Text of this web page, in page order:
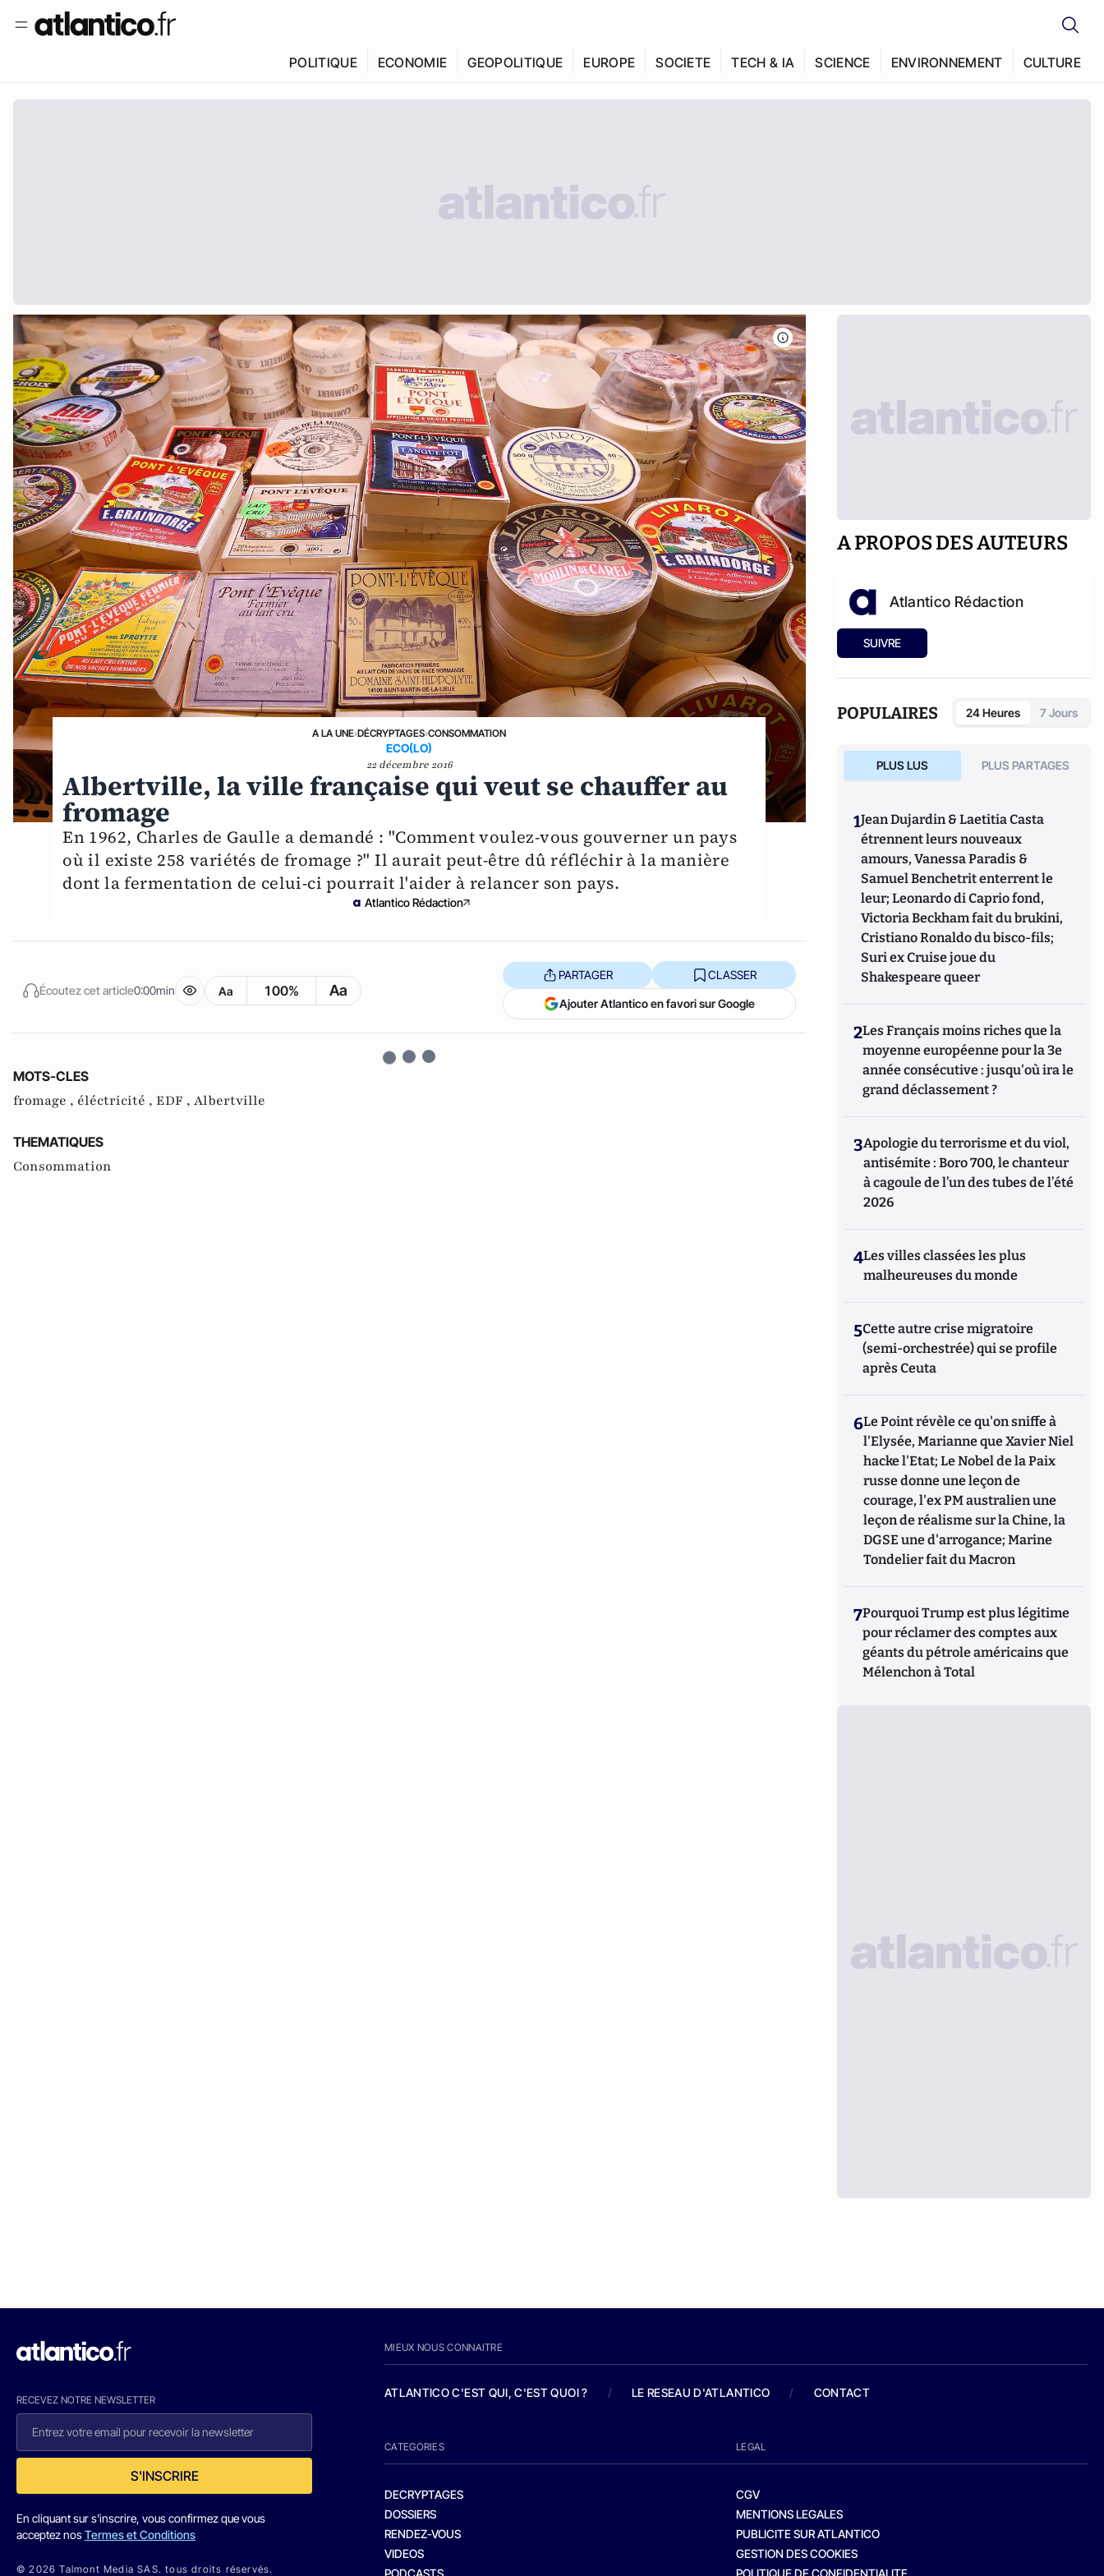
POLITIQUE ECONOMIE GEOPOLITIQUE EUROPE SOCIETE TECH & IA SCIENCE ENVIRONNEMENT CULTURE
A LA UNE›DÉCRYPTAGES›CONSOMMATION
ECO(LO)
22 décembre 2016
Albertville, la ville française qui veut se chauffer au
fromage
En 1962, Charles de Gaulle a demandé : "Comment voulez-vous gouverner un pays
où il existe 258 variétés de fromage ?" Il aurait peut-être dû réfléchir à la manière
dont la fermentation de celui-ci pourrait l'aider à relancer son pays.
Atlantico Rédaction
Écoutez cet article0:00min Aa 100% Aa
PARTAGER CLASSER
Ajouter Atlantico en favori sur Google
MOTS-CLES
fromage , éléctricité , EDF , Albertville
THEMATIQUES
Consommation
A PROPOS DES AUTEURS
Atlantico Rédaction
SUIVRE
POPULAIRES 24 Heures 7 Jours
PLUS LUS PLUS PARTAGES
1Jean Dujardin & Laetitia Casta
étrennent leurs nouveaux
amours, Vanessa Paradis &
Samuel Benchetrit enterrent le
leur; Leonardo di Caprio fond,
Victoria Beckham fait du brukini,
Cristiano Ronaldo du bisco-fils;
Suri ex Cruise joue du
Shakespeare queer
2Les Français moins riches que la
moyenne européenne pour la 3e
année consécutive : jusqu'où ira le
grand déclassement ?
3Apologie du terrorisme et du viol,
antisémite : Boro 700, le chanteur
à cagoule de l’un des tubes de l’été
2026
4Les villes classées les plus
malheureuses du monde
5Cette autre crise migratoire
(semi-orchestrée) qui se profile
après Ceuta
6Le Point révèle ce qu'on sniffe à
l'Elysée, Marianne que Xavier Niel
hacke l'Etat; Le Nobel de la Paix
russe donne une leçon de
courage, l'ex PM australien une
leçon de réalisme sur la Chine, la
DGSE une d'arrogance; Marine
Tondelier fait du Macron
7Pourquoi Trump est plus légitime
pour réclamer des comptes aux
géants du pétrole américains que
Mélenchon à Total
RECEVEZ NOTRE NEWSLETTER
S'INSCRIRE
En cliquant sur s'inscrire, vous confirmez que vous
acceptez nosTermes et Conditions
© 2026 Talmont Media SAS. tous droits réservés.
MIEUX NOUS CONNAITRE
ATLANTICO C'EST QUI, C'EST QUOI ? / LE RESEAU D'ATLANTICO / CONTACT
CATEGORIES
DECRYPTAGES
DOSSIERS
RENDEZ-VOUS
VIDEOS
PODCASTS
LEGAL
CGV
MENTIONS LEGALES
PUBLICITE SUR ATLANTICO
GESTION DES COOKIES
POLITIQUE DE CONFIDENTIALITE